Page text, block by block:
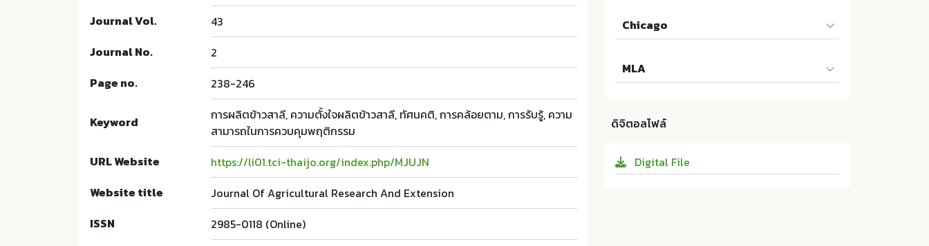
Journal Vol.
43
Journal No.
2
Page no.
238-246
Keyword
การผลิตข้าวสาลี, ความตั้งใจผลิตข้าวสาลี, ทัศนคติ, การคล้อยตาม, การรับรู้, ความ
สามารถในการควบคุมพฤติกรรม
URL Website
https://li01.tci-thaijo.org/index.php/MJUJN
Website title
Journal Of Agricultural Research And Extension
ISSN
2985-0118 (Online)
Chicago
ผลต่อความตั้งใจการผลิตข้าวสาลีของเกษตรกร
ในพื้นที่อำเภอสะเมิง จังหวัดเชียงใหม่". Journal
3 (2026):238-246. 10.14456/jare-mju.202
MLA
นพื้นที่อำเภอสะเมิง จังหวัดเชียงใหม่. สำนักวิจัย
จ้:ม.ป.ท. 2026. 10.14456/jare-mju.2026.38
ดิจิตอลไฟล์
Digital File